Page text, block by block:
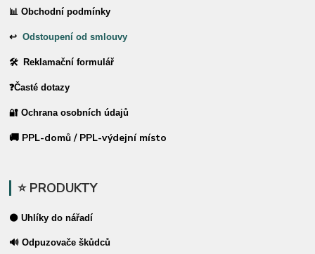
📊 Obchodní podmínky
↩Odstoupení od smlouvy
🛠 Reklamační formulář
❓Časté dotazy
🔐 Ochrana osobních údajů
🚚 PPL-domů / PPL-výdejní místo
⭐ PRODUKTY
⚫ Uhlíky do nářadí
🔊 Odpuzovače škůdců